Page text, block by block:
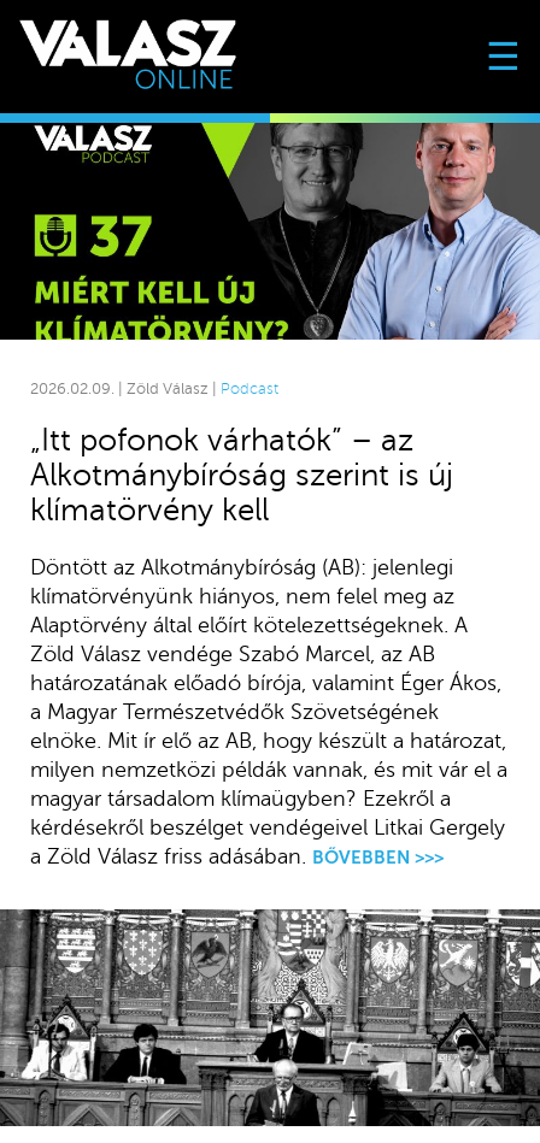
☰
2026.02.09. | Zöld Válasz | Podcast
„Itt pofonok várhatók” – az
Alkotmánybíróság szerint is új
klímatörvény kell
Döntött az Alkotmánybíróság (AB): jelenlegi
klímatörvényünk hiányos, nem felel meg az
Alaptörvény által előírt kötelezettségeknek. A
Zöld Válasz vendége Szabó Marcel, az AB
határozatának előadó bírója, valamint Éger Ákos,
a Magyar Természetvédők Szövetségének
elnöke. Mit ír elő az AB, hogy készült a határozat,
milyen nemzetközi példák vannak, és mit vár el a
magyar társadalom klímaügyben? Ezekről a
kérdésekről beszélget vendégeivel Litkai Gergely
a Zöld Válasz friss adásában. BŐVEBBEN >>>